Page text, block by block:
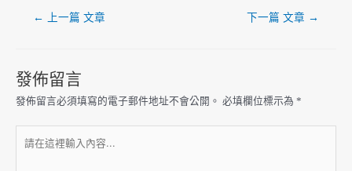
← 上一篇 文章 下一篇 文章 →
發佈留言
發佈留言必須填寫的電子郵件地址不會公開。 必填欄位標示為 *